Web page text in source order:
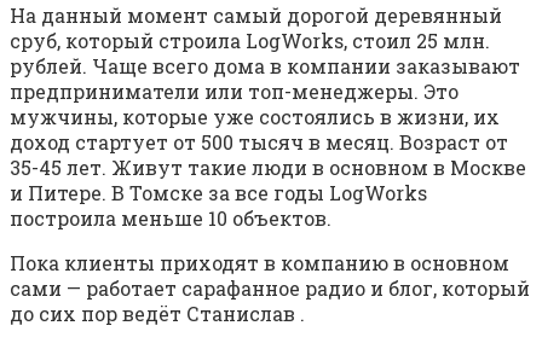
На данный момент самый дорогой деревянный
сруб, который строила LogWorks, стоил 25 млн.
рублей. Чаще всего дома в компании заказывают
предприниматели или топ-менеджеры. Это
мужчины, которые уже состоялись в жизни, их
доход стартует от 500 тысяч в месяц. Возраст от
35-45 лет. Живут такие люди в основном в Москве
и Питере. В Томске за все годы LogWorks
построила меньше 10 объектов.
Пока клиенты приходят в компанию в основном
сами — работает сарафанное радио и блог, который
до сих пор ведёт Станислав .